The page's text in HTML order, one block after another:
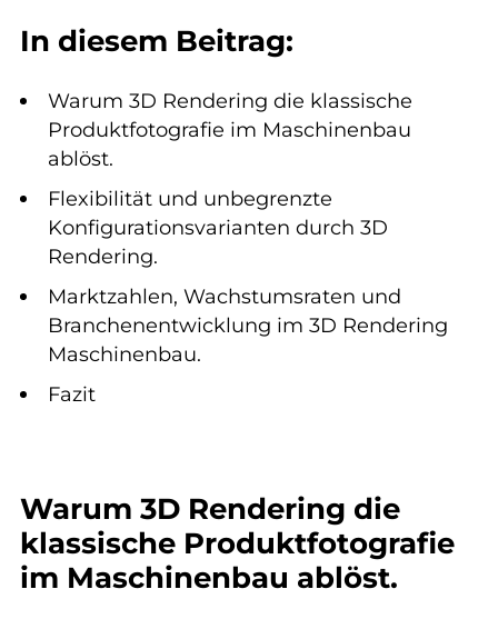
In diesem Beitrag:
Warum 3D Rendering die klassische
Produktfotografie im Maschinenbau
ablöst.
Flexibilität und unbegrenzte
Konfigurationsvarianten durch 3D
Rendering.
Marktzahlen, Wachstumsraten und
Branchenentwicklung im 3D Rendering
Maschinenbau.
Fazit
Warum 3D Rendering die
klassische Produktfotografie
im Maschinenbau ablöst.